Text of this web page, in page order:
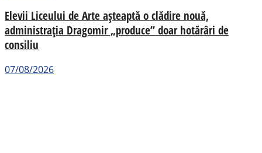
Elevii Liceului de Arte așteaptă o clădire nouă,
administrația Dragomir „produce” doar hotărâri de
consiliu
07/08/2026